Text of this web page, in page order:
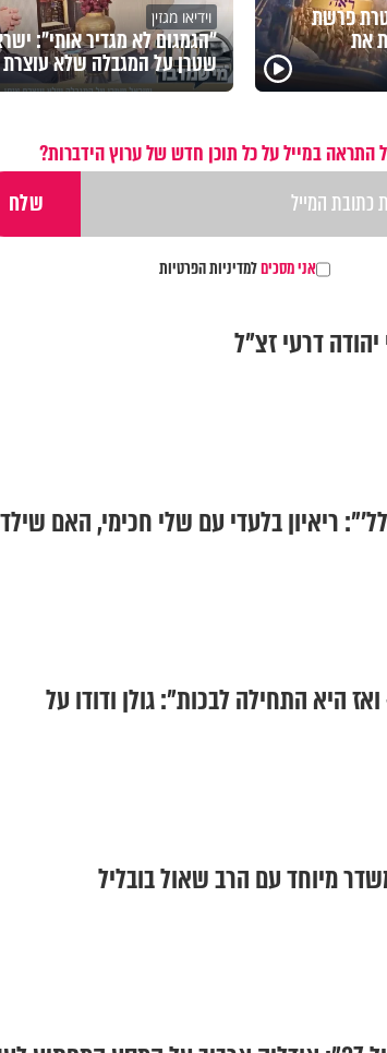
פרשת
את
וידיאו מגזין
"הגמגום לא מגדיר אותי":
שטרן על המגבלה שלא עוצרת
התראה במייל על כל תוכן חדש של ערוץ הידברות?
אני מסכיםלמדיניות הפרטיות
דרעי זצ"ל
ריאיון בלעדי עם שלי חכימי, האם
היא התחילה לבכות": גולן ודודו על
מיוחד עם הרב שאול בובליל